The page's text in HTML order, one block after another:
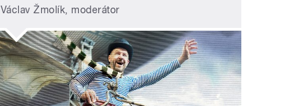
Václav Žmolík, moderátor